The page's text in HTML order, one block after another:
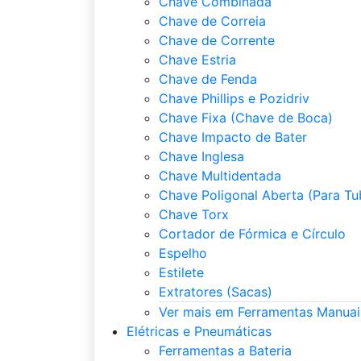
Chave de Correia
Chave de Corrente
Chave Estria
Chave de Fenda
Chave Phillips e Pozidriv
Chave Fixa (Chave de Boca)
Chave Impacto de Bater
Chave Inglesa
Chave Multidentada
Chave Poligonal Aberta (Para
Chave Torx
Cortador de Fórmica e Círculo
Espelho
Estilete
Extratores (Sacas)
Ver mais em Ferramentas
Elétricas e Pneumáticas
Ferramentas a Bateria